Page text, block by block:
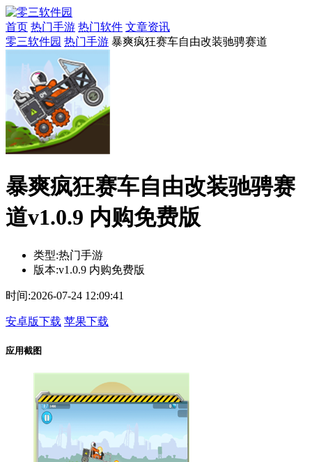
首页 热门手游 热门软件 文章资讯
零三软件园 热门手游 暴爽疯狂赛车自由改装驰骋赛道
暴爽疯狂赛车自由改装驰骋赛
道v1.0.9 内购免费版
类型:热门手游
版本:v1.0.9 内购免费版
时间:2026-07-24 12:09:41
安卓版下载 苹果下载
应用截图